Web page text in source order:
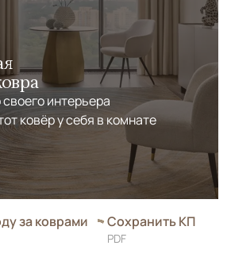
интерьера
ковёр у себя в комнате
за коврами Сохранить КП
PDF